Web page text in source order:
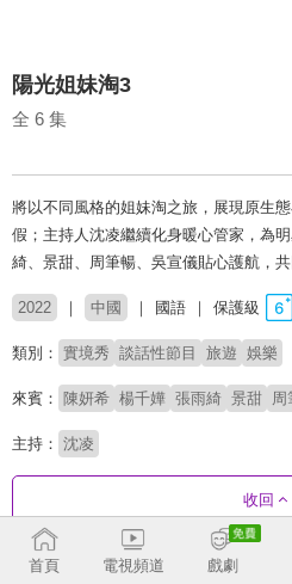
陽光姐妹淘3
全 6 集
將以不同風格的姐妹淘之旅，展現原生
假；主持人沈凌繼續化身暖心管家，為
綺、景甜、周筆暢、吳宣儀貼心護航，
2022 中國 國語 保護級
類別： 實境秀 談話性節目 旅遊 娛樂
來賓： 陳妍希 楊千嬅 張雨綺 景甜 周
主持： 沈凌
收回
劇集列表
首頁 電視頻道 戲劇